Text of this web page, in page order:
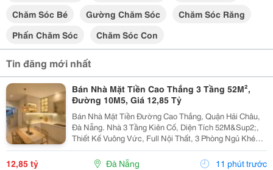
Chăm Sóc Bé
Gường Chăm Sóc
Chăm Sóc Răng
Phấn Chăm Sóc
Chăm Sóc Con
Tin đăng mới nhất
Bán Nhà Mặt Tiền Cao Thắng 3 Tầng 52M²,
Đường 10M5, Giá 12,85 Tỷ
Bán Nhà Mặt Tiền Đường Cao Thắng, Quận Hải Châu,
Đà Nẵng. Nhà 3 Tầng Kiên Cố, Diện Tích 52M&Sup2;,
Thiết Kế Vuông Vức, Full Nội Thất, 3 Phòng Ngủ Khép
Kín Và Công Năng Đầy Đủ. Mặt Tiền Đường Rộng
10,5M, Khu Vực Đông Dân Cư, Hoạt Động Kinh Doanh
12,85 tỷ Đà Nẵng 11 phút trước